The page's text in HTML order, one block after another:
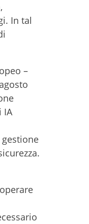
In tal
–
IA